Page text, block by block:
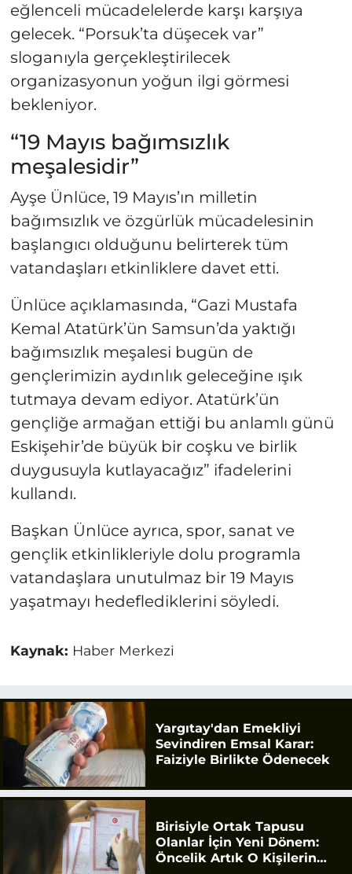
eğlenceli mücadelelerde karşı karşıya
gelecek. “Porsuk’ta düşecek var”
sloganıyla gerçekleştirilecek
organizasyonun yoğun ilgi görmesi
bekleniyor.
“19 Mayıs bağımsızlık
meşalesidir”
Ayşe Ünlüce, 19 Mayıs’ın milletin
bağımsızlık ve özgürlük mücadelesinin
başlangıcı olduğunu belirterek tüm
vatandaşları etkinliklere davet etti.
Ünlüce açıklamasında, “Gazi Mustafa
Kemal Atatürk’ün Samsun’da yaktığı
bağımsızlık meşalesi bugün de
gençlerimizin aydınlık geleceğine ışık
tutmaya devam ediyor. Atatürk’ün
gençliğe armağan ettiği bu anlamlı günü
Eskişehir’de büyük bir coşku ve birlik
duygusuyla kutlayacağız” ifadelerini
kullandı.
Başkan Ünlüce ayrıca, spor, sanat ve
gençlik etkinlikleriyle dolu programla
vatandaşlara unutulmaz bir 19 Mayıs
yaşatmayı hedeflediklerini söyledi.
Kaynak: Haber Merkezi
Yargıtay'dan Emekliyi
Sevindiren Emsal Karar:
Faiziyle Birlikte Ödenecek
Birisiyle Ortak Tapusu
Olanlar İçin Yeni Dönem:
Öncelik Artık O Kişilerin